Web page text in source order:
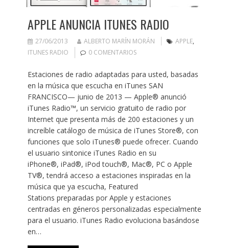
APPLE ANUNCIA ITUNES RADIO
27/06/2013 ALBERTO MARÍN MORÁN APPLE,
ITUNES RADIO
0 COMENTARIOS
Estaciones de radio adaptadas para usted, basadas
en la música que escucha en iTunes SAN
FRANCISCO— junio de 2013 — Apple® anunció
iTunes Radio™, un servicio gratuito de radio por
Internet que presenta más de 200 estaciones y un
increíble catálogo de música de iTunes Store®, con
funciones que solo iTunes® puede ofrecer. Cuando
el usuario sintonice iTunes Radio en su
iPhone®, iPad®, iPod touch®, Mac®, PC o Apple
TV®, tendrá acceso a estaciones inspiradas en la
música que ya escucha, Featured
Stations preparadas por Apple y estaciones
centradas en géneros personalizadas especialmente
para el usuario. iTunes Radio evoluciona basándose
en…